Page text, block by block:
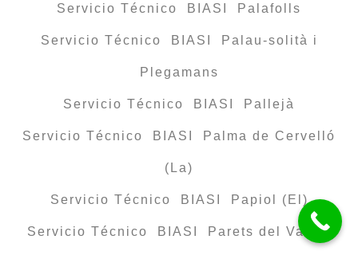
Servicio Técnico BIASI Palafolls
Servicio Técnico BIASI Palau-solità i
Plegamans
Servicio Técnico BIASI Pallejà
Servicio Técnico BIASI Palma de Cervelló
(La)
Servicio Técnico BIASI Papiol (El)
Servicio Técnico BIASI Parets del Vallès